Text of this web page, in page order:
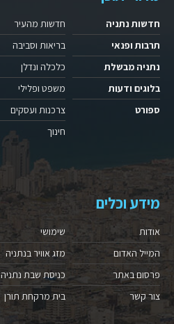
חדשות נתניה
תרבות ופנאי
נתניה מבשלת
בלוגים ודעות
ספורט
חדשות מהעיר
בריאות וסביבה
כלכלה ונדלן
משפט ופלילי
צרכנות ועסקים
חינוך
מידע וכלים
אודות
המייל האדום
פרסום באתר
צור קשר
שימושי
מזג אוויר בנתניה
כניסת שבת נתניה
בית מרקחת תורן